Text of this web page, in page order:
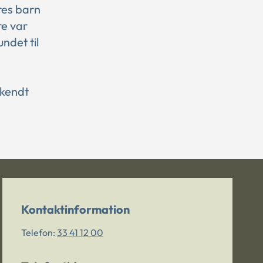
barn
var
til
Kontaktinformation
Telefon: 33 41 12 00